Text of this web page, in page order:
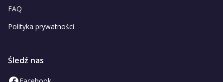
FAQ
Polityka prywatności
Śledź nas